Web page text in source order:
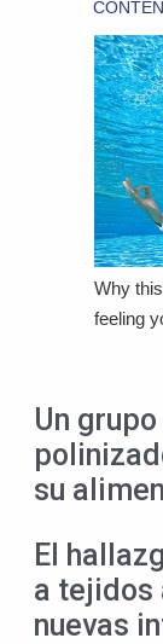
Un
su
El
a tejidos
nuevas